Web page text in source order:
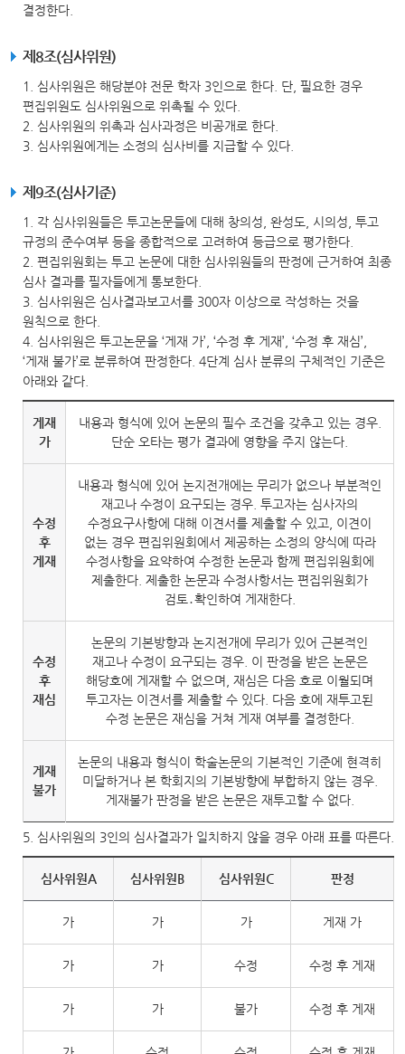
결정한다.
제8조(심사위원)
1. 심사위원은 해당분야 전문 학자 3인으로 한다. 단, 필요한 경우
편집위원도 심사위원으로 위촉될 수 있다.
2. 심사위원의 위촉과 심사과정은 비공개로 한다.
3. 심사위원에게는 소정의 심사비를 지급할 수 있다.
제9조(심사기준)
1. 각 심사위원들은 투고논문들에 대해 창의성, 완성도, 시의성, 투고
규정의 준수여부 등을 종합적으로 고려하여 등급으로 평가한다.
2. 편집위원회는 투고 논문에 대한 심사위원들의 판정에 근거하여 최종
심사 결과를 필자들에게 통보한다.
3. 심사위원은 심사결과보고서를 300자 이상으로 작성하는 것을
원칙으로 한다.
4. 심사위원은 투고논문을 ‘게재 가’, ‘수정 후 게재’, ‘수정 후 재심’,
‘게재 불가’로 분류하여 판정한다. 4단계 심사 분류의 구체적인 기준은
아래와 같다.
게재
가
내용과 형식에 있어 논문의 필수 조건을 갖추고 있는 경우.
단순 오타는 평가 결과에 영향을 주지 않는다.
수정
후
게재
내용과 형식에 있어 논지전개에는 무리가 없으나 부분적인
재고나 수정이 요구되는 경우. 투고자는 심사자의
수정요구사항에 대해 이견서를 제출할 수 있고, 이견이
없는 경우 편집위원회에서 제공하는 소정의 양식에 따라
수정사항을 요약하여 수정한 논문과 함께 편집위원회에
제출한다. 제출한 논문과 수정사항서는 편집위원회가
검토․확인하여 게재한다.
수정
후
재심
논문의 기본방향과 논지전개에 무리가 있어 근본적인
재고나 수정이 요구되는 경우. 이 판정을 받은 논문은
해당호에 게재할 수 없으며, 재심은 다음 호로 이월되며
투고자는 이견서를 제출할 수 있다. 다음 호에 재투고된
수정 논문은 재심을 거쳐 게재 여부를 결정한다.
게재
불가
논문의 내용과 형식이 학술논문의 기본적인 기준에 현격히
미달하거나 본 학회지의 기본방향에 부합하지 않는 경우.
게재불가 판정을 받은 논문은 재투고할 수 없다.
5. 심사위원의 3인의 심사결과가 일치하지 않을 경우 아래 표를 따른다.
심사위원A 심사위원B 심사위원C 판정
가 가 가 게재 가
가 가 수정 수정 후 게재
가 가 불가 수정 후 게재